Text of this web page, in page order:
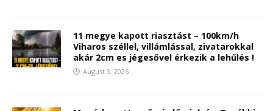
11 megye kapott riasztást – 100km/h
Viharos széllel, villámlással, zivatarokkal
akár 2cm es jégesővel érkezik a lehűlés !
August 3, 2026